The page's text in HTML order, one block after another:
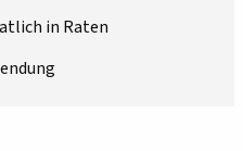
in Raten